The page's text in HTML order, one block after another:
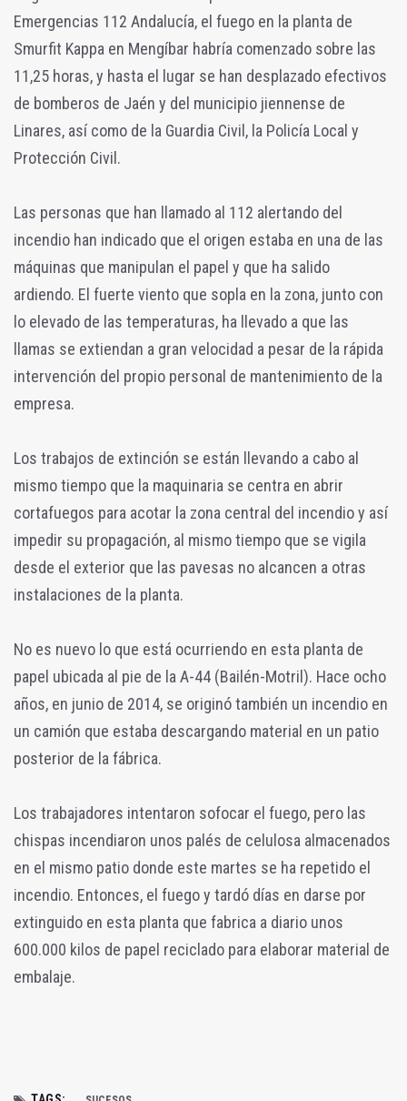
Emergencias 112 Andalucía, el fuego en la planta de
Smurfit Kappa en Mengíbar habría comenzado sobre las
11,25 horas, y hasta el lugar se han desplazado efectivos
de bomberos de Jaén y del municipio jiennense de
Linares, así como de la Guardia Civil, la Policía Local y
Protección Civil.
Las personas que han llamado al 112 alertando del
incendio han indicado que el origen estaba en una de las
máquinas que manipulan el papel y que ha salido
ardiendo. El fuerte viento que sopla en la zona, junto con
lo elevado de las temperaturas, ha llevado a que las
llamas se extiendan a gran velocidad a pesar de la rápida
intervención del propio personal de mantenimiento de la
empresa.
Los trabajos de extinción se están llevando a cabo al
mismo tiempo que la maquinaria se centra en abrir
cortafuegos para acotar la zona central del incendio y así
impedir su propagación, al mismo tiempo que se vigila
desde el exterior que las pavesas no alcancen a otras
instalaciones de la planta.
No es nuevo lo que está ocurriendo en esta planta de
papel ubicada al pie de la A-44 (Bailén-Motril). Hace ocho
años, en junio de 2014, se originó también un incendio en
un camión que estaba descargando material en un patio
posterior de la fábrica.
Los trabajadores intentaron sofocar el fuego, pero las
chispas incendiaron unos palés de celulosa almacenados
en el mismo patio donde este martes se ha repetido el
incendio. Entonces, el fuego y tardó días en darse por
extinguido en esta planta que fabrica a diario unos
600.000 kilos de papel reciclado para elaborar material de
embalaje.